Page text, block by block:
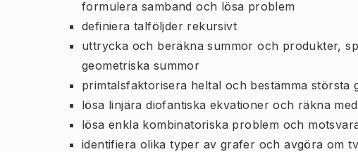
formulera samband och lösa problem
definiera talföljder rekursivt
uttrycka och beräkna summor och produkter,
geometriska summor
primtalsfaktorisera heltal och bestämma största
lösa linjära diofantiska ekvationer och räkna
lösa enkla kombinatoriska problem och
identifiera olika typer av grafer och avgöra om